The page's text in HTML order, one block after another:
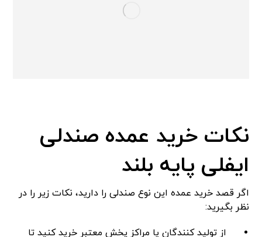
نکات خرید عمده صندلی
ایفلی پایه بلند
اگر قصد خرید عمده این نوع صندلی را دارید، نکات زیر را در
نظر بگیرید:
از تولید کنندگان یا مراکز پخش معتبر خرید کنید تا